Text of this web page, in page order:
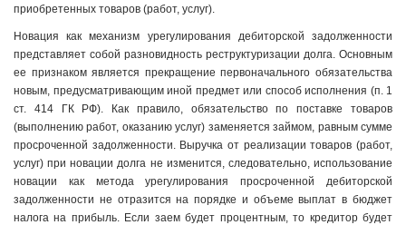
приобретенных товаров (работ, услуг).
Новация как механизм урегулирования дебиторской задолженности
представляет собой разновидность реструктуризации долга. Основным
ее признаком является прекращение первоначального обязательства
новым, предусматривающим иной предмет или способ исполнения (п. 1
ст. 414 ГК РФ). Как правило, обязательство по поставке товаров
(выполнению работ, оказанию услуг) заменяется займом, равным сумме
просроченной задолженности. Выручка от реализации товаров (работ,
услуг) при новации долга не изменится, следовательно, использование
новации как метода урегулирования просроченной дебиторской
задолженности не отразится на порядке и объеме выплат в бюджет
налога на прибыль. Если заем будет процентным, то кредитор будет